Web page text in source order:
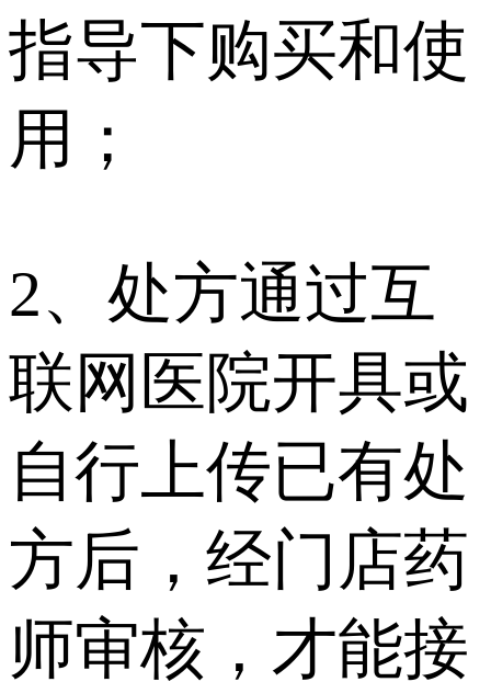
指导下购买和使
用；
2、处方通过互
联网医院开具或
自行上传已有处
方后，经门店药
师审核，才能接